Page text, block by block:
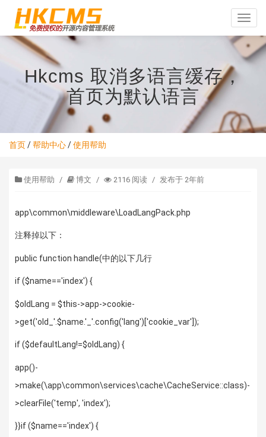
Toggle
Hkcms 取消多语言缓存，
首页为默认语言
首页/帮助中心/使用帮助
使用帮助 / 博文 / 2116 阅读 / 发布于 2年前
app\common\middleware\LoadLangPack.php
注释掉以下：
public function handle(中的以下几行
if ($name=='index') {
$oldLang = $this->app->cookie-
>get('old_'.$name.'_'.config('lang')['cookie_var']);
if ($defaultLang!=$oldLang) {
app()-
>make(\app\common\services\cache\CacheService::class)-
>clearFile('temp', 'index');
}}if ($name=='index') {